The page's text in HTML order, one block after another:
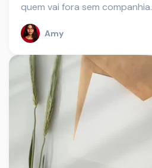
quem vai fora sem companhia.
Amy